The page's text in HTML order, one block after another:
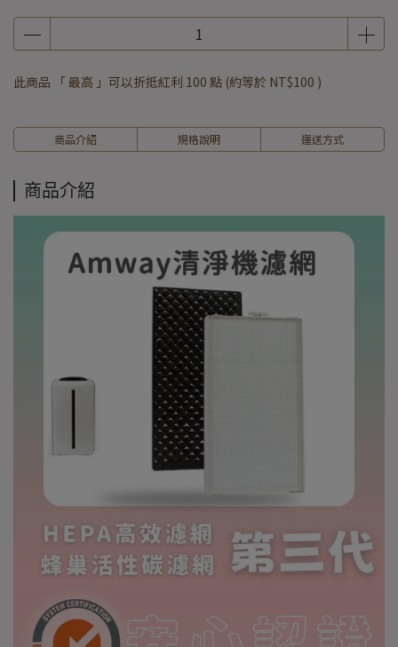
此商品 「 最高 」可以折抵紅利 100 點 (約等於 NT$100 )
商品介紹 規格說明 運送方式
商品介紹